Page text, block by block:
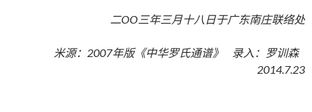
二OO三年三月十八日于广东南庄联络处
米源：2007年版《中华罗氏通谱》 录入：罗训森
2014.7.23